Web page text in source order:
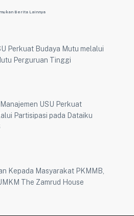
Berita Lainnya
Perkuat Budaya Mutu melalui
Perguruan Tinggi
USU Perkuat
Partisipasi pada Dataiku
Kepada Masyarakat PKMMB,
The Zamrud House